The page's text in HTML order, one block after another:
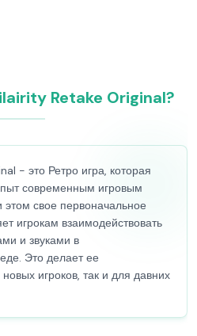
Retake Original?
- это Ретро игра, которая
современным игровым
свое первоначальное
игрокам взаимодействовать
и звуками в
Это делает ее
игроков, так и для давних